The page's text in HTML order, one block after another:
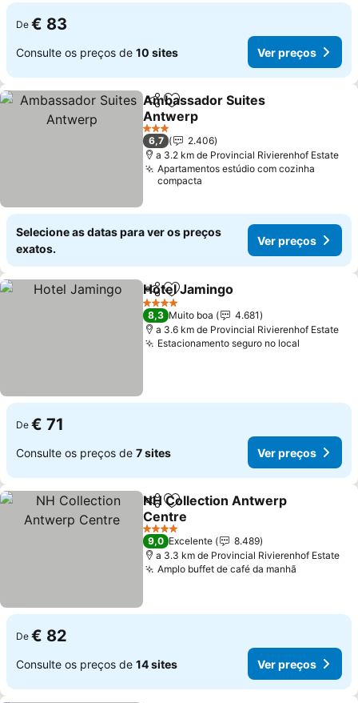
De € 83
Consulte os preços de 10 sites Ver preços
PartilharAdicionar aos favoritos
Ambassador Suites
Antwerp
Ver preços
3 Estrelas
6,7
2.406
a 3.2 km de Provincial Rivierenhof Estate
Apartamentos estúdio com cozinha
compacta
Selecione as datas para ver os preços
exatos.
Ver preços
PartilharAdicionar aos favoritos
Hotel Jamingo
4 Estrelas
8,3 Muito boa
4.681
a 3.6 km de Provincial Rivierenhof Estate
Estacionamento seguro no local
De € 71
Consulte os preços de 7 sites Ver preços
PartilharAdicionar aos favoritos
NH Collection Antwerp
Centre
Ver preços
4 Estrelas
9,0 Excelente
8.489
a 3.3 km de Provincial Rivierenhof Estate
Amplo buffet de café da manhã
De € 82
Consulte os preços de 14 sites Ver preços